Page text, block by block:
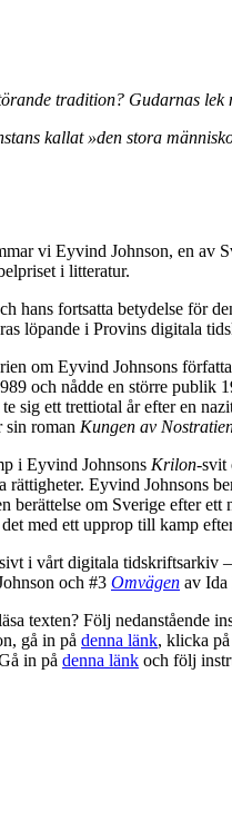
tradition? Gudarnas lek
kallat »den stora
vi Eyvind Johnson, en av
i litteratur.
hans fortsatta betydelse för
löpande i Provins digitala
om Eyvind Johnsons
och nådde en större publik
sig ett trettiotal år efter en
sin roman Kungen av
i Eyvind Johnsons Krilon-svit
Eyvind Johnsons
berättelse om Sverige efter ett
med ett upprop till kamp
i vårt digitala tidskriftsarkiv
och #3 Omvägen av Ida
texten? Följ nedanstående
gå in på denna länk, klicka
in på denna länk och följ